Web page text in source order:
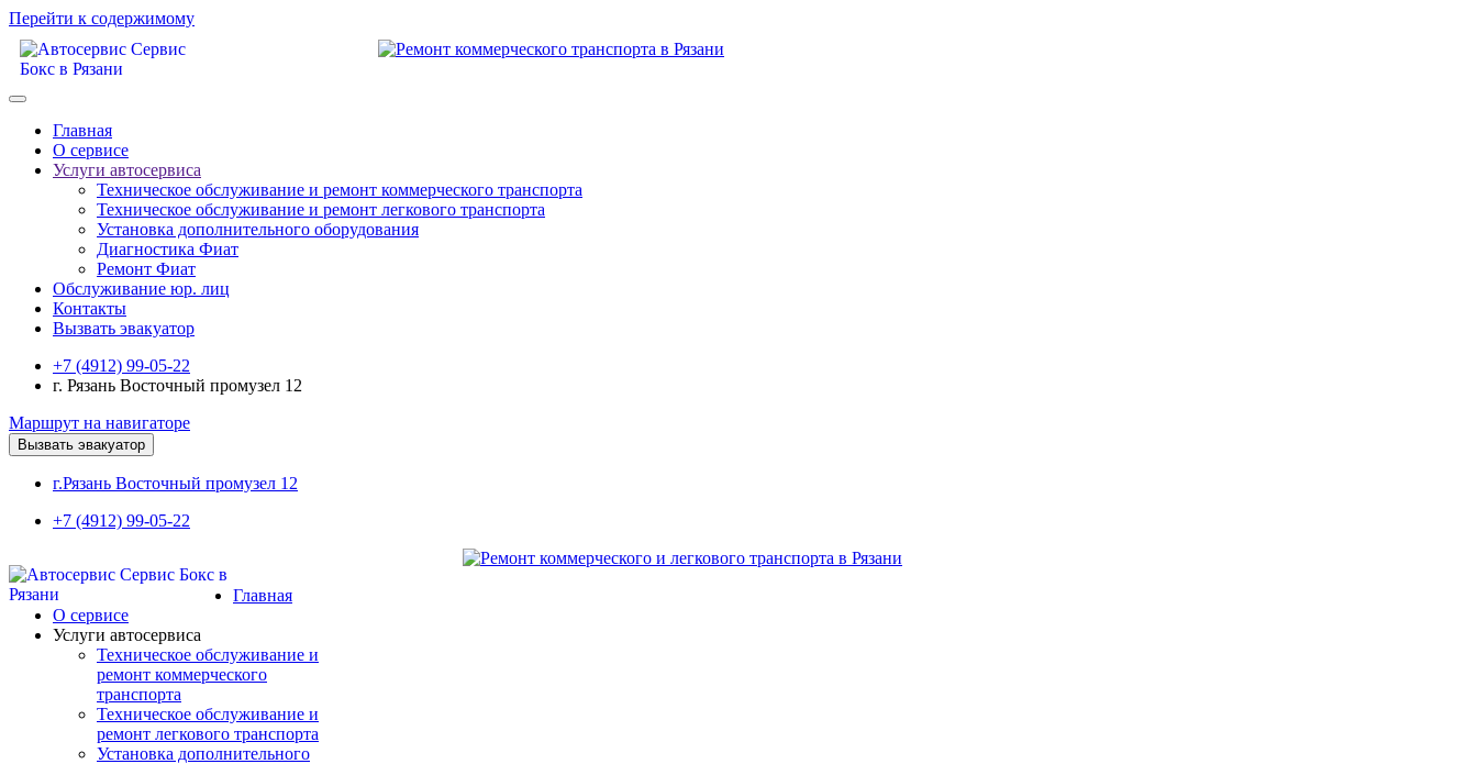
Перейти к содержимому
Главная
О сервисе
Услуги автосервиса
Техническое обcлуживание и ремонт коммерческого транспорта
Техническое обcлуживание и ремонт легкового транспорта
Установка дополнительного оборудования
Диагностика Фиат
Ремонт Фиат
Обслуживание юр. лиц
Контакты
Вызвать эвакуатор
+7 (4912) 99-05-22
г. Рязань Восточный промузел 12
Маршрут на навигаторе
Вызвать эвакуатор
г.Рязань Восточный промузел 12
+7 (4912) 99-05-22
Главная
О сервисе
Услуги автосервиса
Техническое обcлуживание и
ремонт коммерческого
транспорта
Техническое обcлуживание и
ремонт легкового транспорта
Установка дополнительного